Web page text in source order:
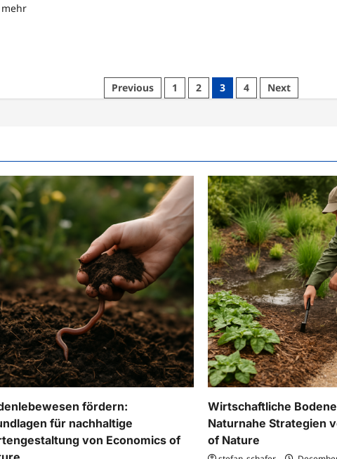
Previous 1 2 3 4 Next
fördern:
für nachhaltige
von Economics of
Wirtschaftliche
Naturnahe Strategien
of Nature